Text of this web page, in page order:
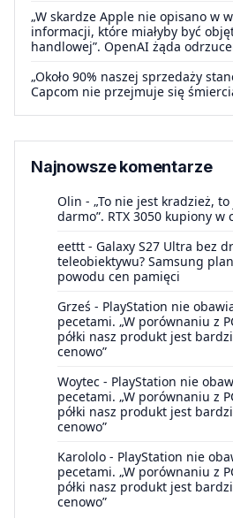
„W skardze Apple nie opisano w
informacji, które miałyby być
handlowej”. OpenAI żąda
„Około 90% naszej sprzedaży
Capcom nie przejmuje się
Najnowsze komentarze
Olin - „To nie jest kradzież,
darmo”. RTX 3050 kupiony w
eettt - Galaxy S27 Ultra bez
teleobiektywu? Samsung
powodu cen pamięci
Grześ - PlayStation nie
pecetami. „W porównaniu z
półki nasz produkt jest
cenowo”
Woytec - PlayStation nie
pecetami. „W porównaniu z
półki nasz produkt jest
cenowo”
Karololo - PlayStation nie
pecetami. „W porównaniu z
półki nasz produkt jest
cenowo”